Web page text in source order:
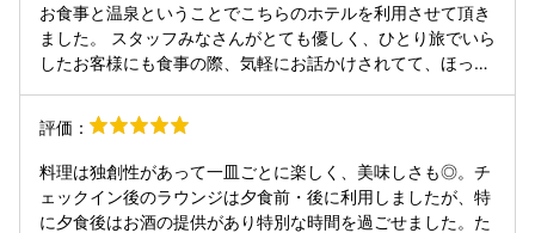
お食事と温泉ということでこちらのホテルを利用させて頂き
ました。 スタッフみなさんがとても優しく、ひとり旅でいら
したお客様にも食事の際、気軽にお話かけされてて、ほっこ
きました。 朝食も全てにこだわり、パンがとっても美味しか
ったです。 あと、スープも美味しく丁寧にお出汁を取られて
いるので身体に良いお味でした。 最上階にあるラウンジのパ
スキーが上手く解除できず、来る方、来る方困っておられて
たので、もう少し簡単な方法の方が親切かと思います。
評価：
料理は独創性があって一皿ごとに楽しく、美味しさも◎。チ
ェックイン後のラウンジは夕食前・後に利用しましたが、特
に夕食後はお酒の提供があり特別な時間を過ごせました。た